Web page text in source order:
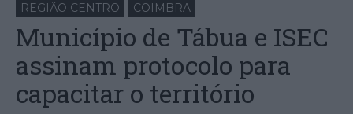
REGIÃO CENTRO COIMBRA
Município de Tábua e ISEC
assinam protocolo para
capacitar o território